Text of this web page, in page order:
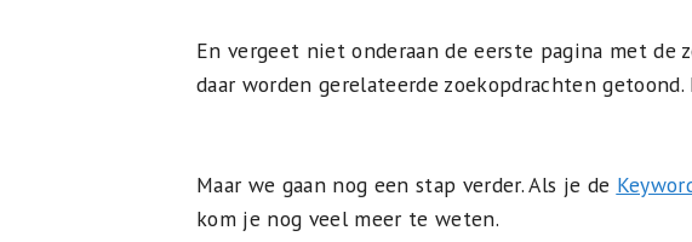
En vergeet niet onderaan de eerste pagina met de
daar worden gerelateerde zoekopdrachten
Maar we gaan nog een stap verder. Als je de
kom je nog veel meer te weten.